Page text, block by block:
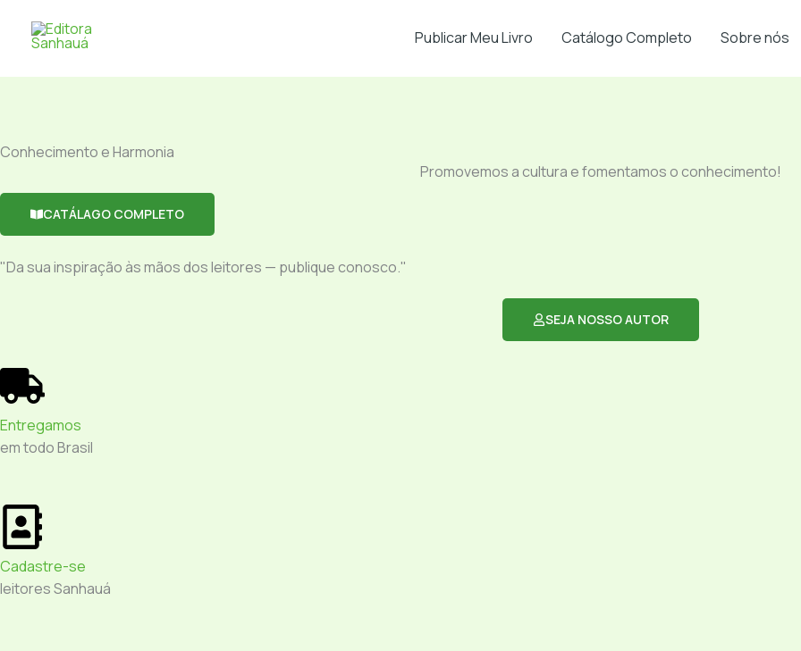
conteúdo
Publicar Meu Livro Catálogo Completo Sobre nós
Conhecimento e Harmonia
Promovemos a cultura e fomentamos o conhecimento!
CATÁLAGO COMPLETO
"Da sua inspiração às mãos dos leitores — publique conosco."
SEJA NOSSO AUTOR
Entregamos
em todo Brasil
Cadastre-se
leitores Sanhauá